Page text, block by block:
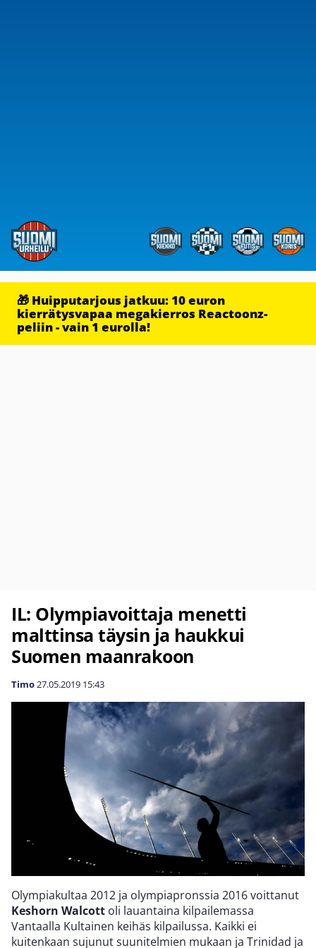
🎁 Huipputarjous jatkuu: 10 euron
kierrätysvapaa megakierros Reactoonz-
peliin - vain 1 eurolla!
IL: Olympiavoittaja menetti
malttinsa täysin ja haukkui
Suomen maanrakoon
Timo27.05.2019 15:43
Olympiakultaa 2012 ja olympiapronssia 2016 voittanut
Keshorn Walcott oli lauantaina kilpailemassa
Vantaalla Kultainen keihäs kilpailussa. Kaikki ei
kuitenkaan sujunut suunitelmien mukaan ja Trinidad ja